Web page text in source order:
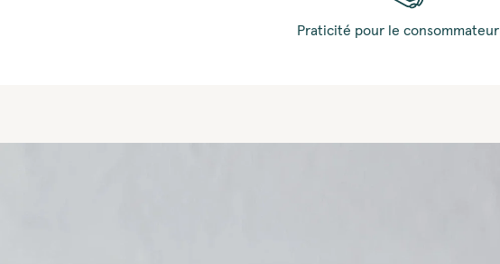
Praticité pour le consommateur